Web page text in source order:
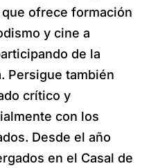
ofrece formación
y cine a
de la
Persigue también
crítico y
con los
Desde el año
en el Casal de